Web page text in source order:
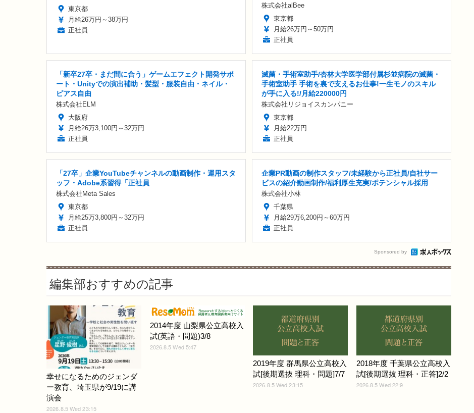
東京都
月給26万円～38万円
正社員
株式会社alBee
東京都
月給26万円～50万円
正社員
「新卒27卒・まだ間に合う」ゲームエフェクト開発サポ
ート・Unityでの演出補助・髪型・服装自由・ネイル・
ピアス自由
株式会社ELM
大阪府
月給26万3,100円～32万円
正社員
滅菌・手術室助手/杏林大学医学部付属杉並病院の滅菌・
手術室助手 手術を裏で支えるお仕事!一生モノのスキル
が手に入る!/月給220000円
株式会社リジョイスカンパニー
東京都
月給22万円
正社員
「27卒」企業YouTubeチャンネルの動画制作・運用スタ
ッフ・Adobe系習得「正社員
株式会社Meta Sales
東京都
月給25万3,800円～32万円
正社員
企業PR動画の制作スタッフ/未経験から正社員/自社サー
ビスの紹介動画制作/福利厚生充実/ポテンシャル採用
株式会社小林
千葉県
月給29万6,200円～60万円
正社員
Sponsored by
編集部おすすめの記事
幸せになるためのジェンダ
ー教育、埼玉県が9/19に講
演会
2026.8.5 Wed 23:15
2014年度 山梨県公立高校入
試(英語・問題)3/8
2026.8.5 Wed 5:47
2019年度 群馬県公立高校入
試[後期選抜 理科・問題]7/7
2026.8.5 Wed 23:15
2018年度 千葉県公立高校入
試[後期選抜 理科・正答]2/2
2026.8.5 Wed 22:9